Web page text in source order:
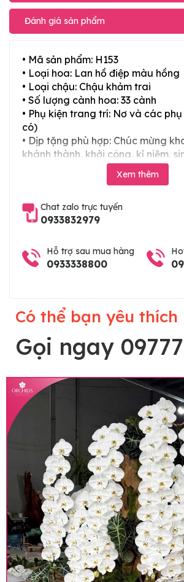
Đánh giá sản phẩm
• Mã sản phẩm: H153
• Loại hoa: Lan hồ điệp màu hồng
• Loại chậu: Chậu khảm trai
• Số lượng cành hoa: 33 cành
• Phụ kiện trang trí: Nơ và các
có)
• Dịp tặng phù hợp: Chúc mừng
khánh thành, khởi công, kỉ niệm,
thọ, mừng cưới, tân gia và các
Lưu ý trước khi đặt hàng
• Về cây hoa: Một chậu hoa lan
hoàn chỉnh sẽ được phối ghép từ
và tạo dáng hoàn toàn thủ công
khác nhau đôi chút giữa sản
Xem thêm
Chat zalo trực tuyến
0933832979
Hỗ trợ sau mua hàng
0933338800
Có thể bạn yêu thích
Gọi ngay